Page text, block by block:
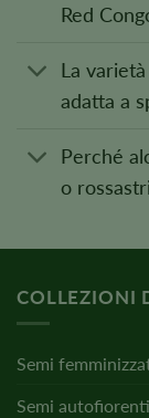
Red
La
adatta a
Perché
o
COLLEZIONI
Semi
Semi autofiorenti